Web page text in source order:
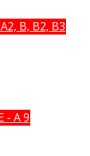
B, B2, B3
- A 9